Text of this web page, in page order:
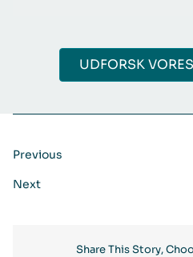
UDFORSK
Previous
Next
Share This Story,